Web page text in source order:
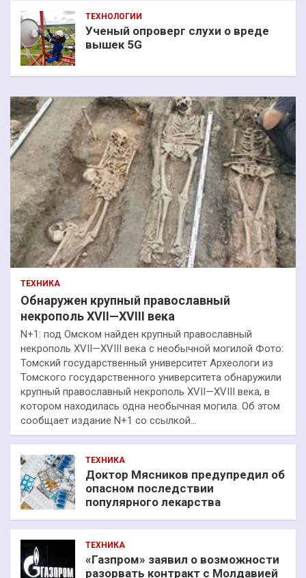
ТЕХНОЛОГИИ
Ученый опроверг слухи о вреде
вышек 5G
ТЕХНИКА
Обнаружен крупный православный
некрополь XVII—XVIII века
N+1: под Омском найден крупный православный
некрополь XVII—XVIII века с необычной могилой Фото:
Томский государственный университет Археологи из
Томского государственного университета обнаружили
крупный православный некрополь XVII—XVIII века, в
котором находилась одна необычная могила. Об этом
сообщает издание N+1 со ссылкой…
ТЕХНИКА
Доктор Мясников предупредил об
опасном последствии
популярного лекарства
ТЕХНИКА
«Газпром» заявил о возможности
разорвать контракт с Молдавией